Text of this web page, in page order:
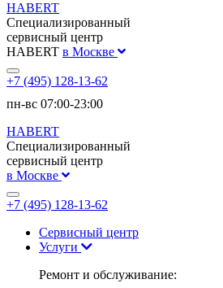
HABERT
Специализированный
сервисный центр
HABERT в Москве
+7 (495) 128-13-62
пн-вс 07:00-23:00
HABERT
Специализированный
сервисный центр
в Москве
+7 (495) 128-13-62
Сервисный центр
Услуги
Ремонт и обслуживание: